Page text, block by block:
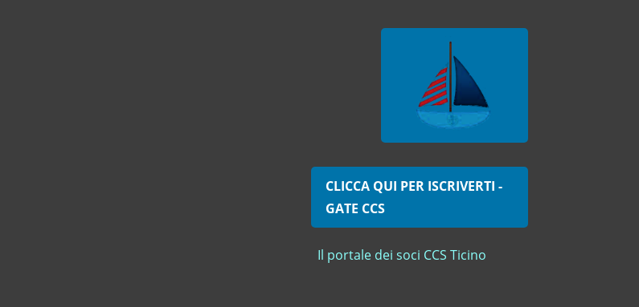
CLICCA QUI PER ISCRIVERTI -
GATE CCS
Il portale dei soci CCS Ticino